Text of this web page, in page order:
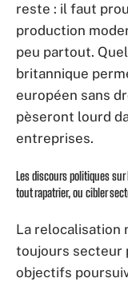
reste : il faut
production
peu partout.
britannique
européen sans
pèseront lourd
entreprises.
Les discours politiques
tout rapatrier, ou cibler
La relocalisation
toujours secteur
objectifs